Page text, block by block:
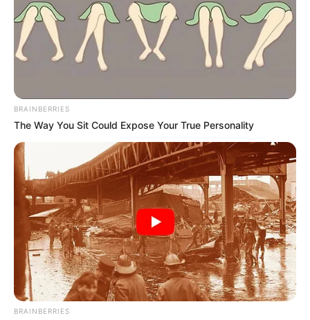
BRAINBERRIES
The Way You Sit Could Expose Your True Personality
BRAINBERRIES